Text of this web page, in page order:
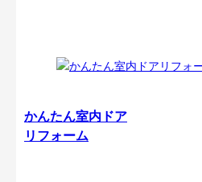
かんたん室内ドア
リフォーム